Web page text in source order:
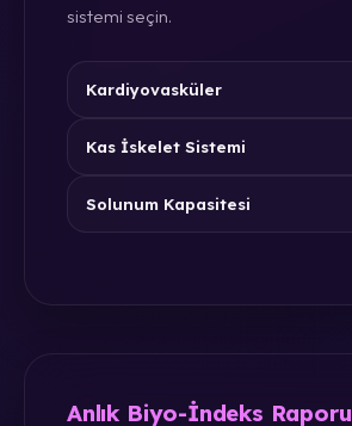
sistemi seçin.
Kardiyovasküler
Kas İskelet Sistemi
Solunum Kapasitesi
Anlık Biyo-İndeks Raporu